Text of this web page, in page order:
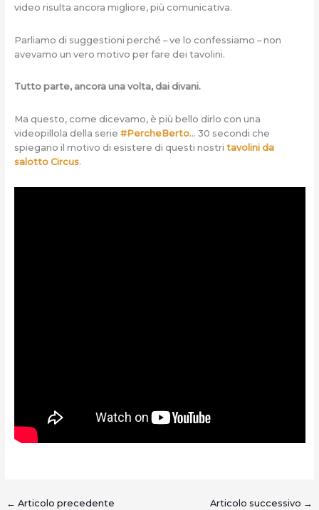
video risulta ancora migliore, più comunicativa.
Parliamo di suggestioni perché – ve lo confessiamo – non
avevamo un vero motivo per fare dei tavolini.
Tutto parte, ancora una volta, dai divani.
Ma questo, come dicevamo, è più bello dirlo con una
videopillola della serie #PercheBerto… 30 secondi che
spiegano il motivo di esistere di questi nostri tavolini da
salotto Circus.
← Articolo precedente Articolo successivo →